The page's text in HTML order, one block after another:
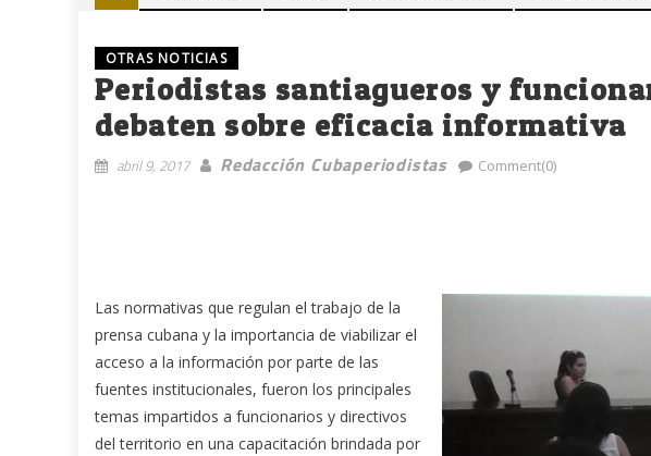
OTRAS NOTICIAS
Periodistas santiagueros y
debaten sobre eficacia informativa
abril 9, 2017 Redacción Cubaperiodistas Comment(0)
Las normativas que regulan el trabajo de la
prensa cubana y la importancia de viabilizar el
acceso a la información por parte de las
fuentes institucionales, fueron los principales
temas impartidos a funcionarios y directivos
del territorio en una capacitación brindada por